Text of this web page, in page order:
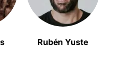
Rubén Yuste